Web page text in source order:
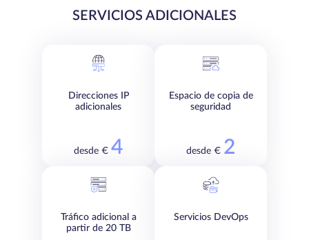
SERVICIOS ADICIONALES
Direcciones IP
adicionales
desde € 4
Espacio de copia de
seguridad
desde € 2
Tráfico adicional a
partir de 20 TB
Servicios DevOps